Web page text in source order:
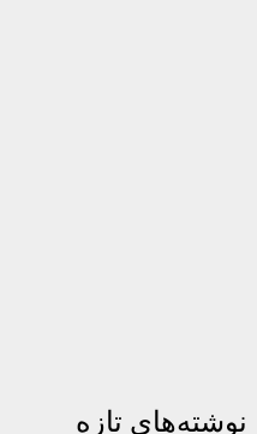
نوشته‌های تازه